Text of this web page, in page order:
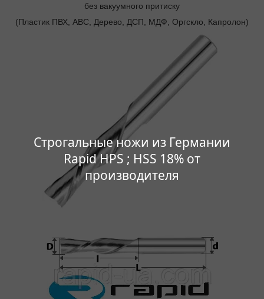
Строгальные ножи из Германии
Rapid HPS ; HSS 18% от
производителя
без вакуумного притиску
(Пластик ПВХ, ABC, Дерево, ДСП, МДФ, Оргскло, Капролон)